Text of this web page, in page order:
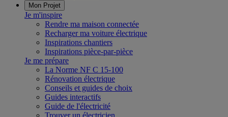
Mon Projet
Je m'inspire
Rendre ma maison connectée
Recharger ma voiture électrique
Inspirations chantiers
Inspirations pièce-par-pièce
Je me prépare
La Norme NF C 15-100
Rénovation électrique
Conseils et guides de choix
Guides interactifs
Guide de l'électricité
Trouver un électricien